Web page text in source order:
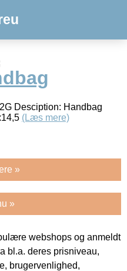
Desciption: Handbag
(Læs mere)
»
»
webshops og anmeldt
bl.a. deres prisniveau,
brugervenlighed,